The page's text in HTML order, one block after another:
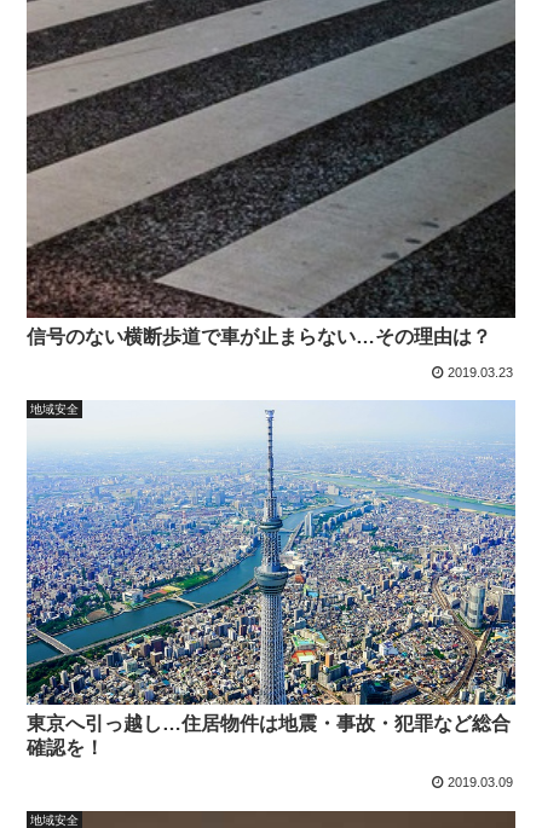
信号のない横断歩道で車が止まらない…その理由は？
2019.03.23
地域安全
東京へ引っ越し…住居物件は地震・事故・犯罪など総合
確認を！
2019.03.09
地域安全